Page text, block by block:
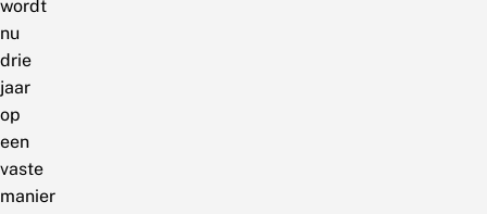
wordt
nu
drie
jaar
op
een
vaste
manier